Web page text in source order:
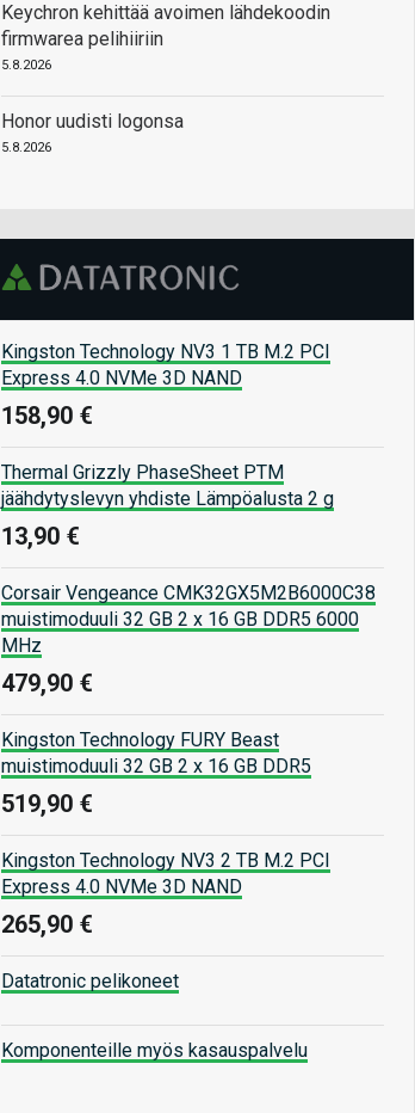
Keychron kehittää avoimen lähdekoodin
firmwarea pelihiiriin
5.8.2026
Honor uudisti logonsa
5.8.2026
Kingston Technology NV3 1 TB M.2 PCI
Express 4.0 NVMe 3D NAND
158,90 €
Thermal Grizzly PhaseSheet PTM
jäähdytyslevyn yhdiste Lämpöalusta 2 g
13,90 €
Corsair Vengeance CMK32GX5M2B6000C38
muistimoduuli 32 GB 2 x 16 GB DDR5 6000
MHz
479,90 €
Kingston Technology FURY Beast
muistimoduuli 32 GB 2 x 16 GB DDR5
519,90 €
Kingston Technology NV3 2 TB M.2 PCI
Express 4.0 NVMe 3D NAND
265,90 €
Datatronic pelikoneet
Komponenteille myös kasauspalvelu